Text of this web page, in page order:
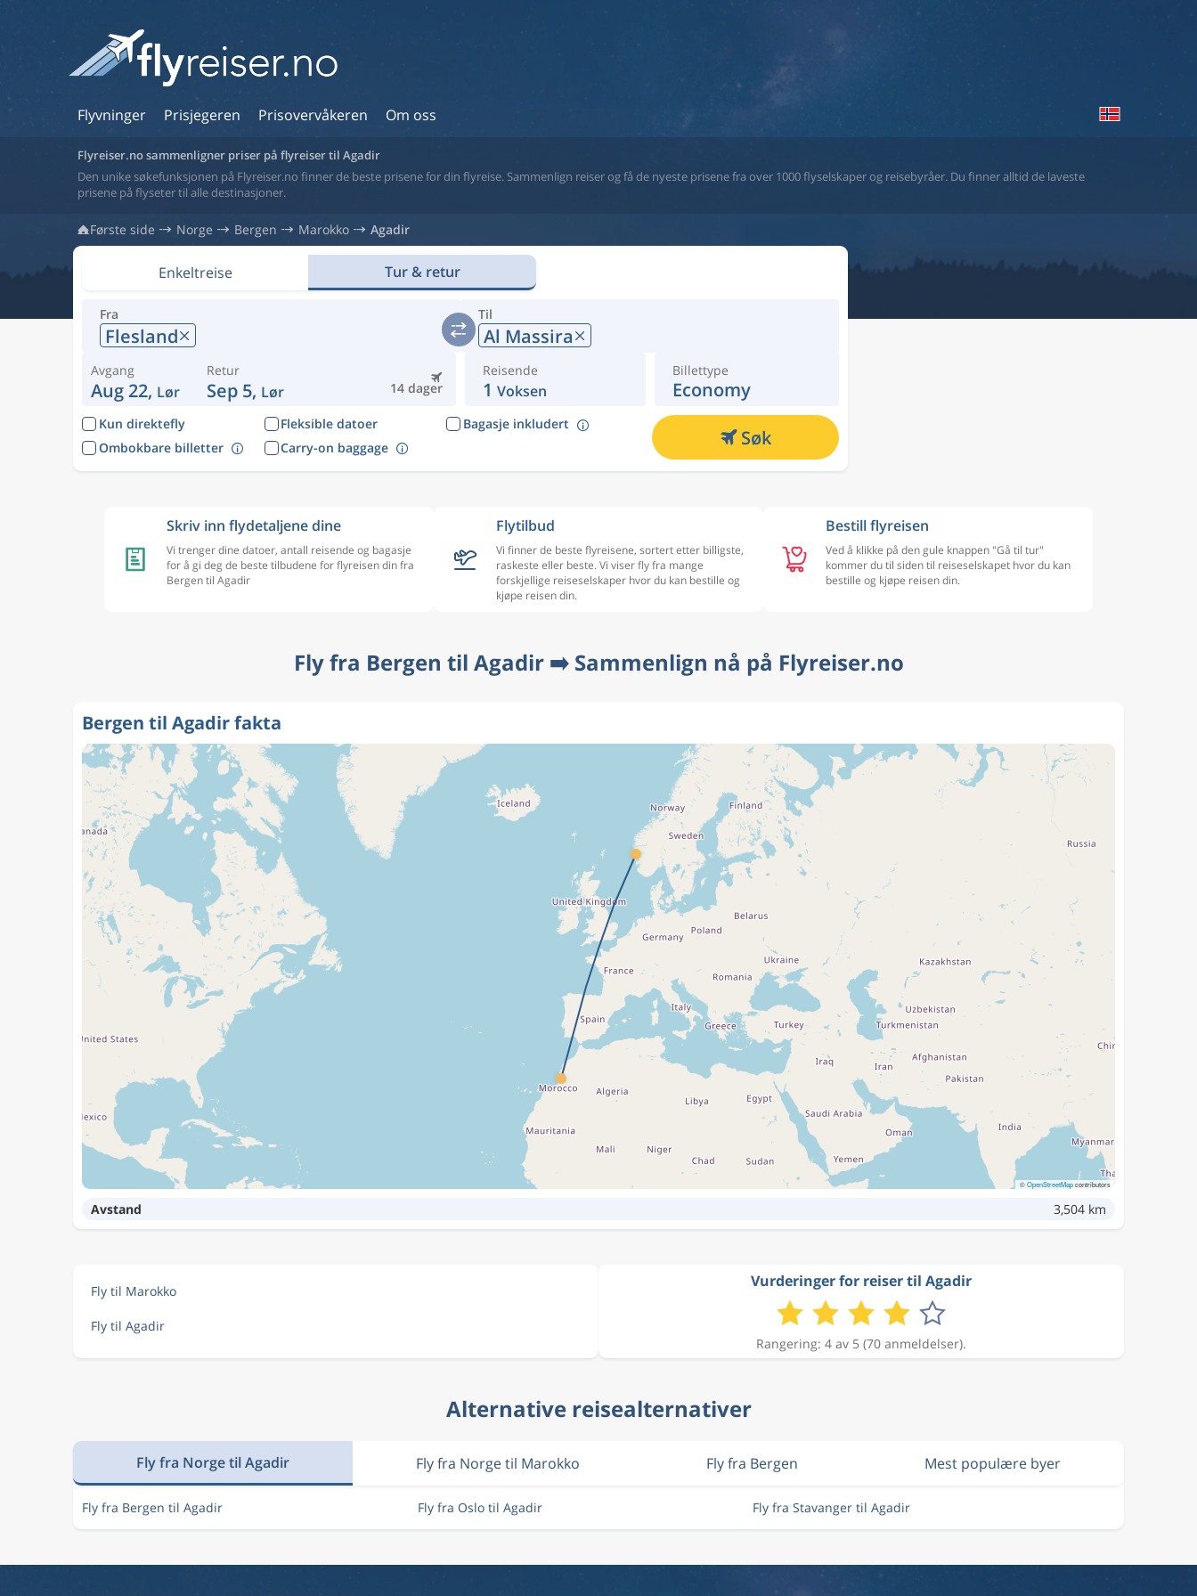
Flyvninger Prisjegeren Prisovervåkeren Om oss
Flyreiser.no sammenligner priser på flyreiser til Agadir
Den unike søkefunksjonen på Flyreiser.no finner de beste prisene for din flyreise. Sammenlign reiser og få de nyeste prisene fra over 1000 flyselskaper og reisebyråer. Du finner alltid de laveste
prisene på flyseter til alle destinasjoner.
Første side Norge Bergen Marokko Agadir
Enkeltreise Tur & retur
Fra
Flesland
Til
Al Massira
Avgang
Aug 22, Lør 14 dager
Retur
Sep 5, Lør
Reisende
1 Voksen
Billettype
Economy
Kun direktefly Fleksible datoer
Bagasje inkludert
Ombokbare billetter
Carry-on baggage Søk
Skriv inn flydetaljene dine
Vi trenger dine datoer, antall reisende og bagasje
for å gi deg de beste tilbudene for flyreisen din fra
Bergen til Agadir
Flytilbud
Vi finner de beste flyreisene, sortert etter billigste,
raskeste eller beste. Vi viser fly fra mange
forskjellige reiseselskaper hvor du kan bestille og
kjøpe reisen din.
Bestill flyreisen
Ved å klikke på den gule knappen "Gå til tur"
kommer du til siden til reiseselskapet hvor du kan
bestille og kjøpe reisen din.
Fly fra Bergen til Agadir ➡️ Sammenlign nå på Flyreiser.no
Bergen til Agadir fakta
©OpenStreetMapcontributors
Avstand 3,504 km
Fly til Marokko
Fly til Agadir
Vurderinger for reiser til Agadir
Rangering: 4 av 5 (70 anmeldelser).
Alternative reisealternativer
Fly fra Norge til Agadir Fly fra Norge til Marokko Fly fra Bergen Mest populære byer
Fly fra Bergen til Agadir Fly fra Oslo til Agadir Fly fra Stavanger til Agadir